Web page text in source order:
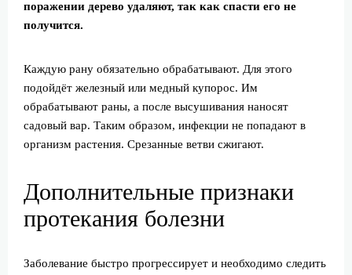
поражении дерево удаляют, так как спасти его не
получится.
Каждую рану обязательно обрабатывают. Для этого
подойдёт железный или медный купорос. Им
обрабатывают раны, а после высушивания наносят
садовый вар. Таким образом, инфекции не попадают в
организм растения. Срезанные ветви сжигают.
Дополнительные признаки
протекания болезни
Заболевание быстро прогрессирует и необходимо следить